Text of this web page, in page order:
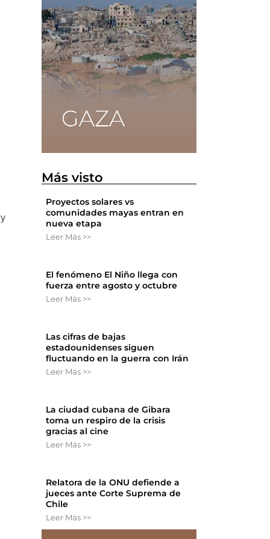
Más visto
Proyectos solares vs
comunidades mayas entran en
nueva etapa
Leer Más >>
El fenómeno El Niño llega con
fuerza entre agosto y octubre
Leer Más >>
Las cifras de bajas
estadounidenses siguen
fluctuando en la guerra con Irán
Leer Más >>
La ciudad cubana de Gibara
toma un respiro de la crisis
gracias al cine
Leer Más >>
Relatora de la ONU defiende a
jueces ante Corte Suprema de
Chile
Leer Más >>